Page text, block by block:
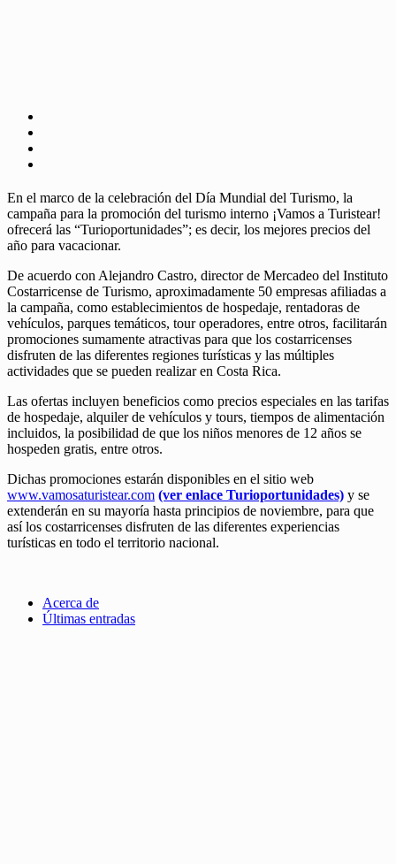
En el marco de la celebración del Día Mundial del Turismo, la
campaña para la promoción del turismo interno ¡Vamos a Turistear!
ofrecerá las “Turioportunidades”; es decir, los mejores precios del
año para vacacionar.
De acuerdo con Alejandro Castro, director de Mercadeo del Instituto
Costarricense de Turismo, aproximadamente 50 empresas afiliadas a
la campaña, como establecimientos de hospedaje, rentadoras de
vehículos, parques temáticos, tour operadores, entre otros, facilitarán
promociones sumamente atractivas para que los costarricenses
disfruten de las diferentes regiones turísticas y las múltiples
actividades que se pueden realizar en Costa Rica.
Las ofertas incluyen beneficios como precios especiales en las tarifas
de hospedaje, alquiler de vehículos y tours, tiempos de alimentación
incluidos, la posibilidad de que los niños menores de 12 años se
hospeden gratis, entre otros.
Dichas promociones estarán disponibles en el sitio web
www.vamosaturistear.com (ver enlace Turioportunidades) y se
extenderán en su mayoría hasta principios de noviembre, para que
así los costarricenses disfruten de las diferentes experiencias
turísticas en todo el territorio nacional.
Acerca de
Últimas entradas